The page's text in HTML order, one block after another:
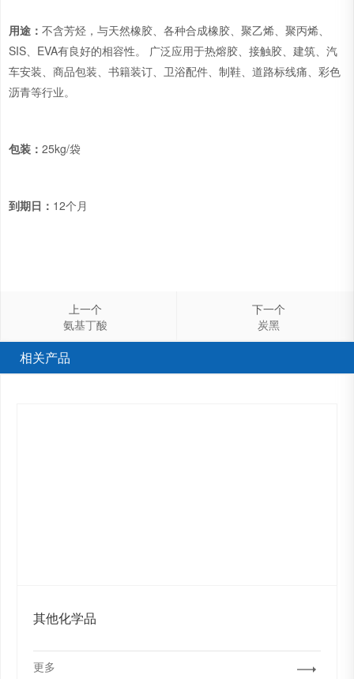
用途： 不含芳烃，与天然橡胶、各种合成橡胶、聚乙烯、聚丙烯、
SIS、EVA有良好的相容性。 广泛应用于热熔胶、接触胶、建筑、汽
车安装、商品包装、书籍装订、卫浴配件、制鞋、道路标线痛、彩色
沥青等行业。
包装： 25kg/袋
到期日： 12个月
上一个
氨基丁酸
下一个
炭黑
相关产品
其他化学品
更多